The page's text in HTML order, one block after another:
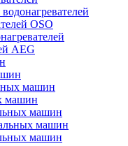
OSO
AEG
машин
машин
машин
машин
машин